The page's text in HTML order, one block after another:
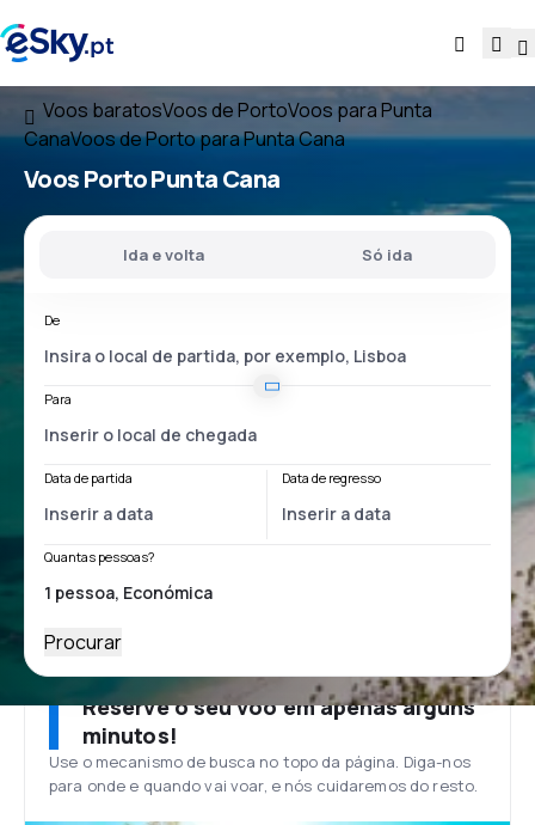
Voos baratosVoos de PortoVoos para Punta
CanaVoos de Porto para Punta Cana
VoosPorto Punta Cana
Ida e volta Só ida
De
Para
Data de partida Data de regresso
Quantas pessoas?
Procurar
Reserve o seu voo em apenas alguns
minutos!
Use o mecanismo de busca no topo da página. Diga-nos
para onde e quando vai voar, e nós cuidaremos do resto.